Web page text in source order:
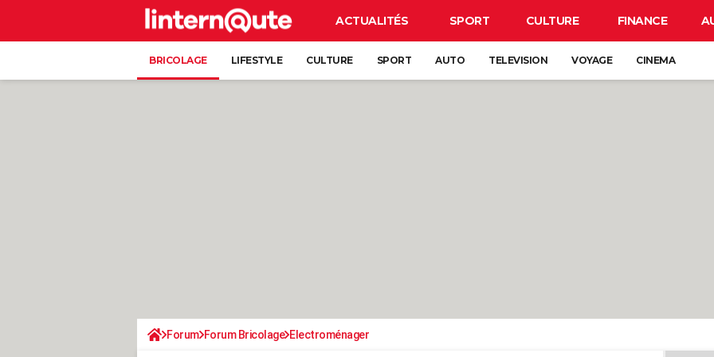
ACTUALITÉS SPORT CULTURE FINANCE
BRICOLAGE LIFESTYLE CULTURE SPORT AUTO TELEVISION VOYAGE CINEMA
Forum Forum Bricolage Electroménager